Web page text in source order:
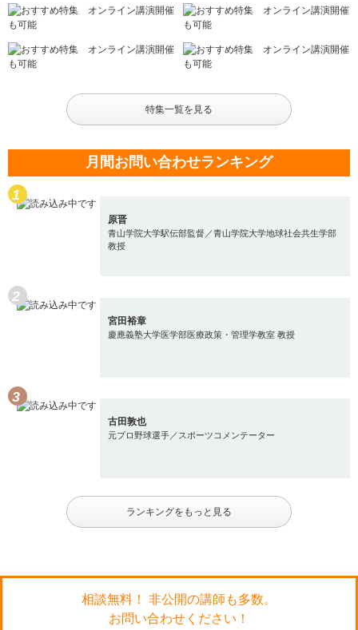
特集一覧を見る
月間お問い合わせランキング
原晋
青山学院大学駅伝部監督／青山学院大学地球社会共生学部
教授
宮田裕章
慶應義塾大学医学部医療政策・管理学教室 教授
古田敦也
元プロ野球選手／スポーツコメンテーター
ランキングをもっと見る
相談無料！ 非公開の講師も多数。
お問い合わせください！